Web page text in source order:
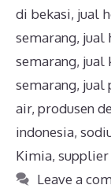
di bekasi, jual
semarang, jual
semarang, jual
semarang, jual
air, produsen
indonesia,
Kimia,
Leave a